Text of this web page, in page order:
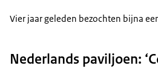
Vier jaar geleden bezochten bijna
Nederlands paviljoen: